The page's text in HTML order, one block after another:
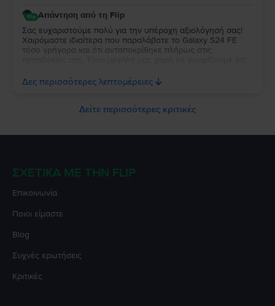
Απάντηση από τη Flip
Σας ευχαριστούμε πολύ για την υπέροχη αξιολόγησή σας!
Χαιρόμαστε ιδιαίτερα που παραλάβατε το Galaxy S24 FE
τόσο γρήγορα και ότι ανταποκρίθηκε πλήρως στις
απόλυτα ικανοποιημένη. Σας ευχαριστούμε για την
εμπιστοσύνη σας και σας ευχόμαστε να χαρείτε τη νέα σας
Δες περισσότερες λεπτομέρειες
Δείτε περισσότερες κριτικές
ΣΧΕΤΙΚΆ ΜΕ ΤΗΝ FLIP
Επικοινωνία
Ποιοι είμαστε
Blog
Συχνές ερωτήσεις
Κριτικές